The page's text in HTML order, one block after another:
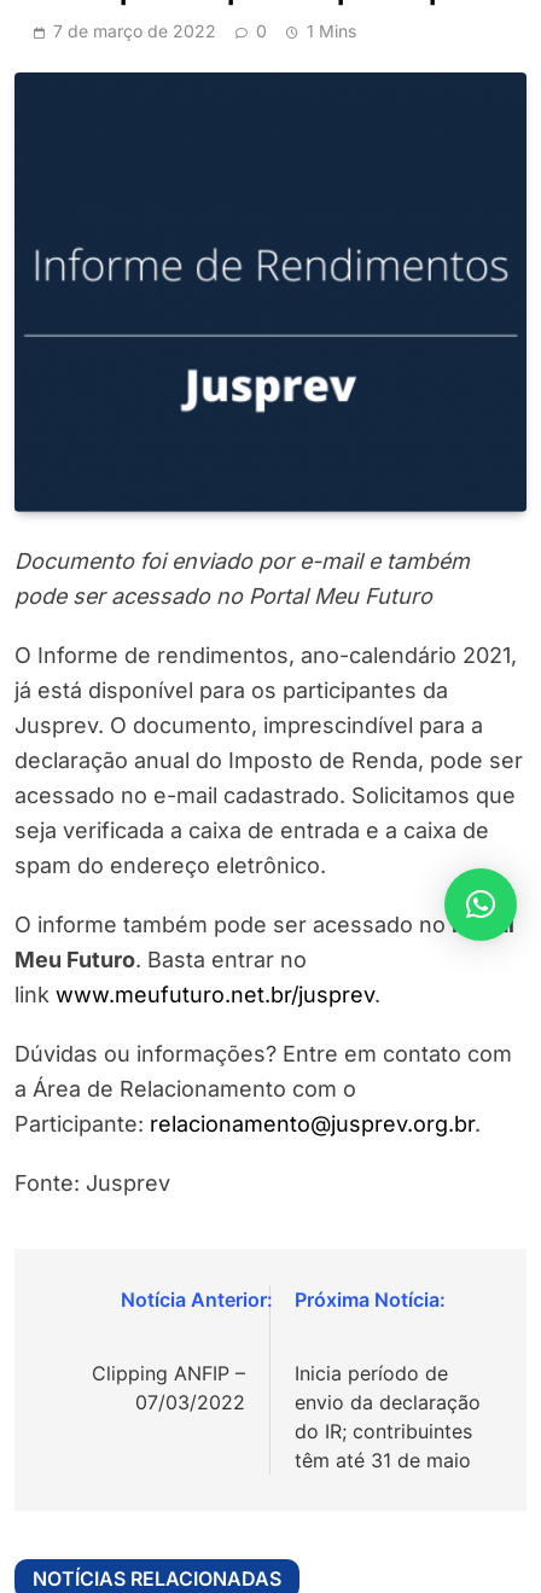
7 de março de 2022 0 1 Mins
Documento foi enviado por e-mail e também
pode ser acessado no Portal Meu Futuro
O Informe de rendimentos, ano-calendário 2021,
já está disponível para os participantes da
Jusprev. O documento, imprescindível para a
declaração anual do Imposto de Renda, pode ser
acessado no e-mail cadastrado. Solicitamos que
seja verificada a caixa de entrada e a caixa de
spam do endereço eletrônico.
O informe também pode ser acessado noPortal
Meu Futuro. Basta entrar no
link www.meufuturo.net.br/jusprev.
Dúvidas ou informações? Entre em contato com
a Área de Relacionamento com o
Participante: relacionamento@jusprev.org.br.
Fonte: Jusprev
Navegação
Post
Clipping ANFIP –
07/03/2022
Inicia período de
envio da declaração
do IR; contribuintes
têm até 31 de maio
NOTÍCIAS RELACIONADAS